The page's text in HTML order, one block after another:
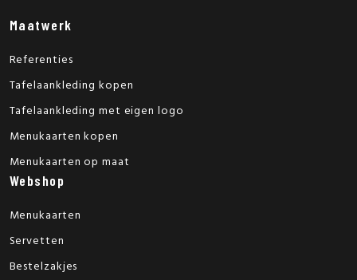
Maatwerk
Referenties
Tafelaankleding kopen
Tafelaankleding met eigen logo
Menukaarten kopen
Menukaarten op maat
Webshop
Menukaarten
Servetten
Bestelzakjes